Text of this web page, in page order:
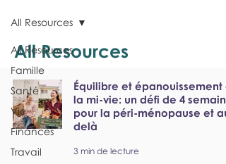
All Resources
Famille
Santé
Vie
Finances
Travail
All Resources
All Resources
Équilibre et épanouissement à
la mi-vie: un défi de 4
pour la péri-ménopause et
delà
3 min de lecture